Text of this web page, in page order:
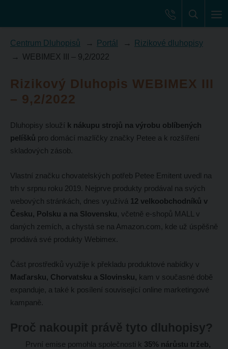
Centrum Dluhopisů Portál
Rizikové dluhopisy
WEBIMEX III – 9,2/2022
Rizikový Dluhopis WEBIMEX III
– 9,2/2022
Dluhopisy slouží k nákupu strojů na výrobu oblíbených
pelíšků pro domácí mazlíčky značky Petee a k rozšíření
skladových zásob.
Vlastní značku chovatelských potřeb Petee Emitent uvedl na
trh v srpnu roku 2019. Nejprve produkty prodával na svých
webových stránkách, dnes využívá 12 velkoobchodníků v
Česku, Polsku a na Slovensku, včetně e-shopů MALL v
daných zemích, a chystá se na Amazon.com, kde už úspěšně
prodává své produkty Webimex.
Část prostředků využije k překladu produktové nabídky v
Maďarsku, Chorvatsku a Slovinsku, kam v současné době
expanduje, a také k posílení související online marketingové
kampaně.
Proč nakoupit právě tyto dluhopisy?
První emise pomohla společnosti k 35% nárůstu tržeb,